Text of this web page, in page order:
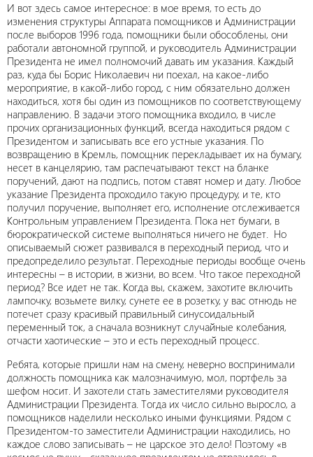
И вот здесь самое интересное: в мое время, то есть до
изменения структуры Аппарата помощников и Администрации
после выборов 1996 года, помощники были обособлены, они
работали автономной группой, и руководитель Администрации
Президента не имел полномочий давать им указания. Каждый
раз, куда бы Борис Николаевич ни поехал, на какое-либо
мероприятие, в какой-либо город, с ним обязательно должен
находиться, хотя бы один из помощников по соответствующему
направлению. В задачи этого помощника входило, в числе
прочих организационных функций, всегда находиться рядом с
Президентом и записывать все его устные указания. По
возвращению в Кремль, помощник перекладывает их на бумагу,
несет в канцелярию, там распечатывают текст на бланке
поручений, дают на подпись, потом ставят номер и дату. Любое
указание Президента проходило такую процедуру, и те, кто
получил поручение, выполняет его, исполнение отслеживается
Контрольным управлением Президента. Пока нет бумаги, в
бюрократической системе выполняться ничего не будет. Но
описываемый сюжет развивался в переходный период, что и
предопределило результат. Переходные периоды вообще очень
интересны – в истории, в жизни, во всем. Что такое переходной
период? Все идет не так. Когда вы, скажем, захотите включить
лампочку, возьмете вилку, сунете ее в розетку, у вас отнюдь не
потечет сразу красивый правильный синусоидальный
переменный ток, а сначала возникнут случайные колебания,
отчасти хаотические – это и есть переходный процесс.
Ребята, которые пришли нам на смену, неверно воспринимали
должность помощника как малозначимую, мол, портфель за
шефом носит. И захотели стать заместителями руководителя
Администрации Президента. Тогда их число сильно выросло, а
помощников наделили несколько иными функциями. Рядом с
Президентом-то заместители Администрации находились, но
каждое слово записывать – не царское это дело! Поэтому «в